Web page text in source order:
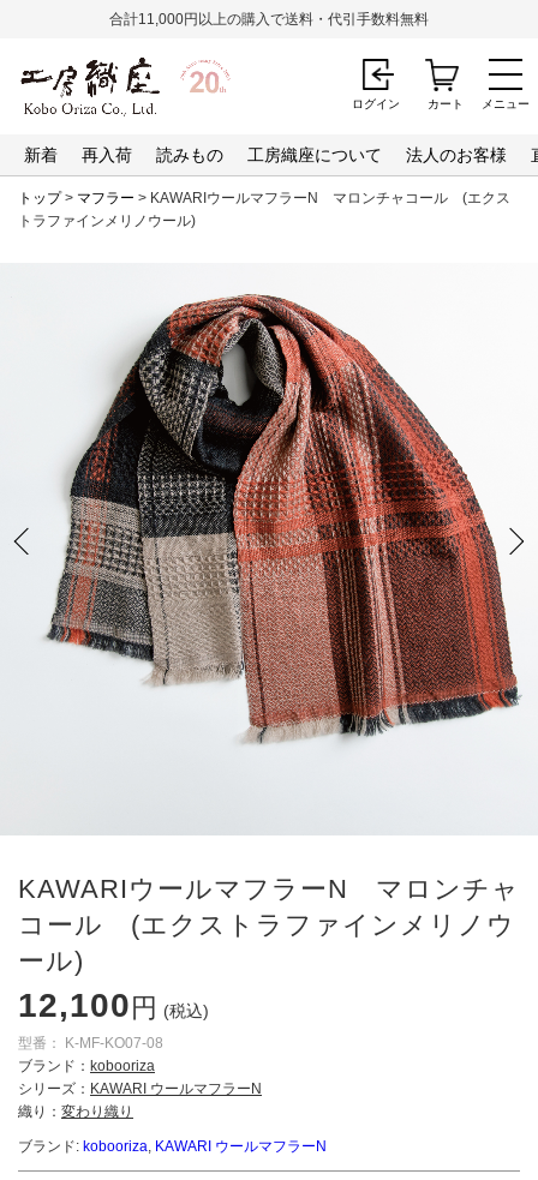
メニュー
合計11,000円以上の購入で送料・代引手数料無料
新着 再入荷 読みもの 工房織座について 法人のお客様
ログイン カート
トップ> マフラー > KAWARIウールマフラーN マロンチャコール (エクス
トラファインメリノウール)
KAWARIウールマフラーN マロンチャ
コール (エクストラファインメリノウ
ール)
12,100 円 (税込)
型番：
K-MF-KO07-08
ブランド： kobooriza
シリーズ： KAWARI ウールマフラーN
織り： 変わり織り
ブランド: kobooriza, KAWARI ウールマフラーN